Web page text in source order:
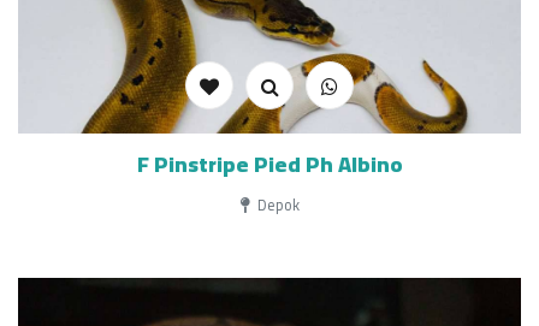
F Pinstripe Pied Ph Albino
Depok